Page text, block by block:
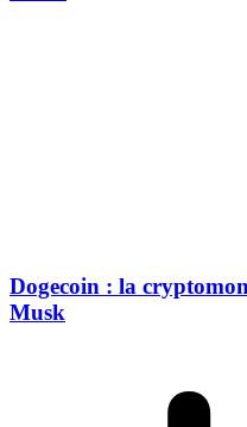
Dogecoin : la
Musk